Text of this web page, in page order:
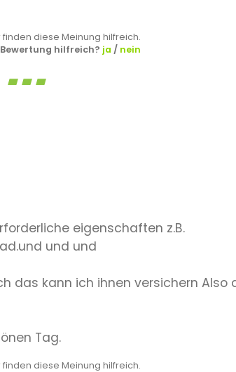
finden diese Meinung hilfreich.
hilfreich? ja / nein
eigenschaften z.B.
und und
das kann ich ihnen versichern Also
Tag.
finden diese Meinung hilfreich.